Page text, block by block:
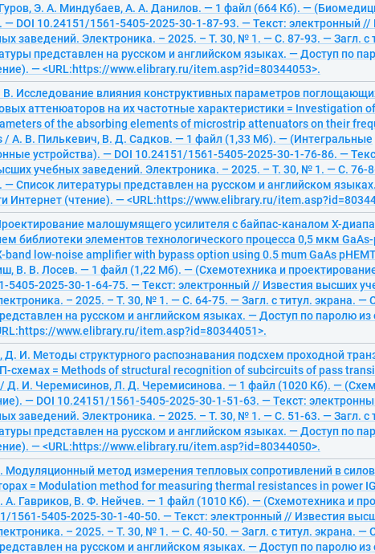
Э. А. Миндубаев, А. А. Данилов. — 1 файл (664 Кб). —
— DOI 10.24151/1561-5405-2025-30-1-87-93. — Текст: электронный //
заведений. Электроника. – 2025. – Т. 30, № 1. — С. 87-93. — Загл. с
представлен на русском и английском языках. — Доступ по
— <URL:https://www.elibrary.ru/item.asp?id=80344053>.
В. Исследование влияния конструктивных параметров
аттенюаторов на их частотные характеристики = Investigation
of the absorbing elements of microstrip attenuators on their
/ А. В. Пилькевич, В. Д. Садков. — 1 файл (1,33 Мб). — (Интегральные
устройства). — DOI 10.24151/1561-5405-2025-30-1-76-86. —
учебных заведений. Электроника. – 2025. – Т. 30, № 1. — С. 76-
— Список литературы представлен на русском и английском
Интернет (чтение). — <URL:https://www.elibrary.ru/
малошумящего усилителя с байпас-каналом X-
библиотеки элементов технологического процесса 0,5 мкм GaAs-
band low-noise amplifier with bypass option using 0.5 mum GaAs
В. В. Лосев. — 1 файл (1,22 Мб). — (Схемотехника и
5405-2025-30-1-64-75. — Текст: электронный // Известия высших
– 2025. – Т. 30, № 1. — С. 64-75. — Загл. с титул. экрана. —
на русском и английском языках. — Доступ по паролю из
www.elibrary.ru/item.asp?id=80344051>.
И. Методы структурного распознавания подсхем проходной
схемах = Methods of structural recognition of subcircuits of pass
/ Д. И. Черемисинов, Л. Д. Черемисинова. — 1 файл (1020 Кб). —
— DOI 10.24151/1561-5405-2025-30-1-51-63. — Текст:
заведений. Электроника. – 2025. – Т. 30, № 1. — С. 51-63. — Загл. с
представлен на русском и английском языках. — Доступ по
— <URL:https://www.elibrary.ru/item.asp?id=80344050>.
Модуляционный метод измерения тепловых сопротивлений в
= Modulation method for measuring thermal resistances in power
А. Гавриков, В. Ф. Нейчев. — 1 файл (1010 Кб). — (Схемотехника и
1561-5405-2025-30-1-40-50. — Текст: электронный // Известия
– 2025. – Т. 30, № 1. — С. 40-50. — Загл. с титул. экрана. —
на русском и английском языках. — Доступ по паролю из